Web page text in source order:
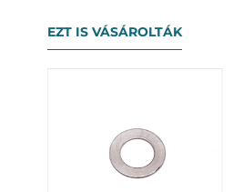
EZT IS VÁSÁROLTÁK